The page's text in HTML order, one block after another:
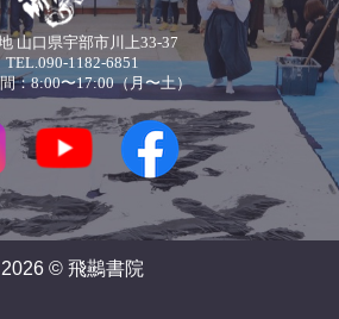
山口県宇部市川上33-37
TEL.090-1182-6851
：8:00〜17:00（月〜土）
2026 © 飛䴏書院